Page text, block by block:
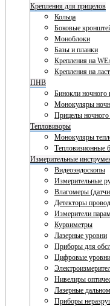
Крепления для прицелов
Кольца
Боковые
Моноблоки
Базы и планки
Крепления на
Крепления на
ПНВ
Бинокли ночного
Монокуляры
Прицелы ночного
Тепловизоры
Монокуляры
Тепловизионные
Измерительные
Видеоэндоскопы
Измерительные
Влагомеры
Детекторы
Измерители
Курвиметры
Лазерные уровни
Приборы для
Цифровые
Нивелиры
Лазерные
Приборы